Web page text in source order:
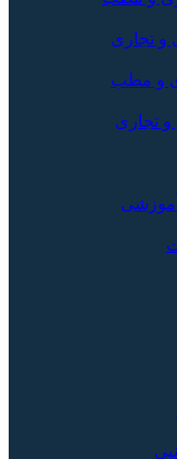
تجاری
و مطب
تجاری